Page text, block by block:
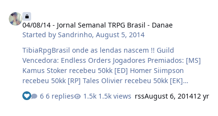
Atributos adicionais: Extra attack +11 Extra defense +2
Mana +2% You see a {rare} fireborn giant armor +6
(Arm:18, sword fighting +2, protection fire +5%, ice -5%).
It can only be wielded properly by kni…
04/08/14 - Jornal Semanal TRPG Brasil - Danae
Started bySandrinho,August 5, 2014
TibiaRpgBrasil onde as lendas nascem !! Guild
Vencedora: Endless Orders Jogadores Premiados: [MS]
Kamus Stoker recebeu 50kk [ED] Homer Siimpson
recebeu 50kk [RP] Tales Olivier recebeu 50kk [EK]
MycaelZiitoH Br recebeu 3 dias recovery booster Para
mais informações acesse - > Clique Aqui Posted 09 July
6 replies 1.5k views rssAugust 6, 201412 yr